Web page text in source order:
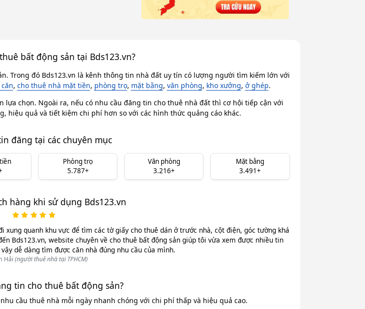
bất động sản tại Bds123.vn?
Trong đó Bds123.vn là kênh thông tin nhà đất uy tín có lượng người tìm kiếm lớn với
, cho thuê nhà mặt tiền, phòng trọ, mặt bằng, văn phòng, kho xưởng, ở ghép.
chọn. Ngoài ra, nếu có nhu cầu đăng tin cho thuê nhà đất thì cơ hội tiếp cận với
hiệu quả và tiết kiệm chi phí hơn so với các hình thức quảng cáo khác.
đăng tại các chuyên mục
Phòng trọ
5.787+
Văn phòng
3.216+
Mặt bằng
3.491+
hàng khi sử dụng Bds123.vn
quanh khu vực để tìm các tờ giấy cho thuê dán ở trước nhà, cột điện, góc tường khá
Bds123.vn, website chuyên về cho thuê bất động sản giúp tôi vừa xem được nhiều tin
dễ dàng tìm được căn nhà đúng nhu cầu của mình.
Hải (người thuê nhà tại TPHCM)
tin cho thuê bất động sản?
cầu thuê nhà mỗi ngày nhanh chóng với chi phí thấp và hiệu quả cao.